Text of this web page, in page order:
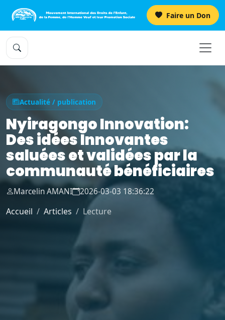
Faire un Don
Actualité / publication
Nyiragongo Innovation:
Des idées Innovantes
saluées et validées par la
communauté bénéficiaires
Marcelin AMANI 2026-03-03 18:36:22
Accueil Articles Lecture